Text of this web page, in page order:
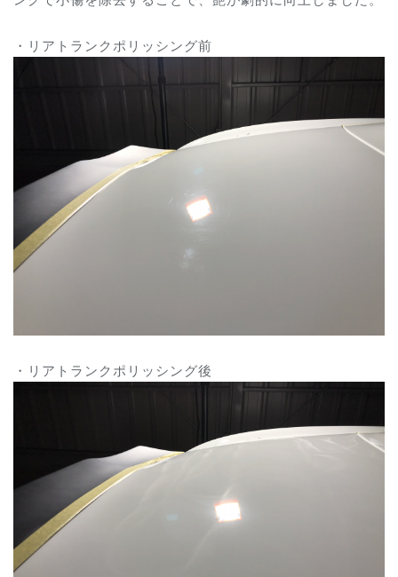
・リアトランクポリッシング前
・リアトランクポリッシング後